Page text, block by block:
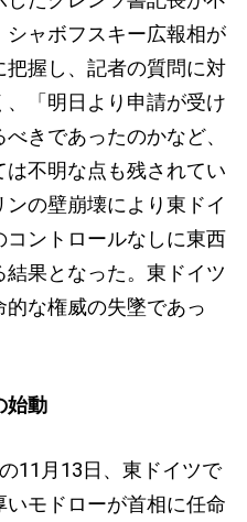
ャボフスキー広報相が
握し、記者の質問に対
、「明日より申請が受け
きであったのかなど、
不明な点も残されてい
の壁崩壊により東ドイ
ントロールなしに東西
結果となった。東ドイツ
な権威の失墜であっ
始動
11月13日、東ドイツで
モドローが首相に任命